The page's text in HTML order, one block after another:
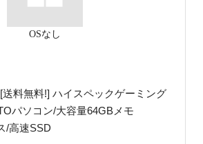
OSなし
料無料!] ハイスペックゲーミング
パソコン/大容量64GBメモ
/高速SSD